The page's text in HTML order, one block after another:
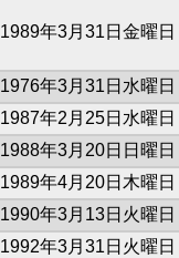
1989年3月31日金曜日
1976年3月31日水曜日
1987年2月25日水曜日
1988年3月20日日曜日
1989年4月20日木曜日
1990年3月13日火曜日
1992年3月31日火曜日